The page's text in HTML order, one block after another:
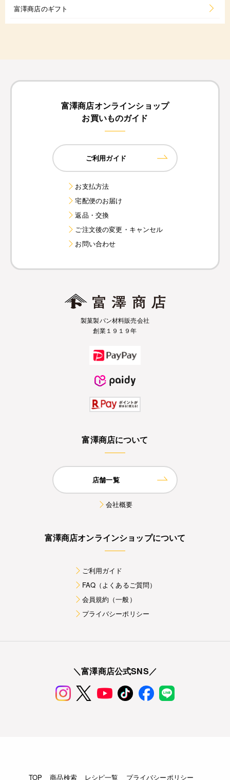
富澤商店のギフト
富澤商店オンラインショップ
お買いものガイド
ご利用ガイド
お支払方法
宅配便のお届け
返品・交換
ご注文後の変更・キャンセル
お問い合わせ
製菓製パン材料販売会社
創業１９１９年
富澤商店について
店舗一覧
会社概要
富澤商店オンラインショップについて
ご利用ガイド
FAQ（よくあるご質問）
会員規約（一般）
プライバシーポリシー
＼富澤商店公式SNS／
TOP 商品検索 レシピ一覧 プライバシーポリシー